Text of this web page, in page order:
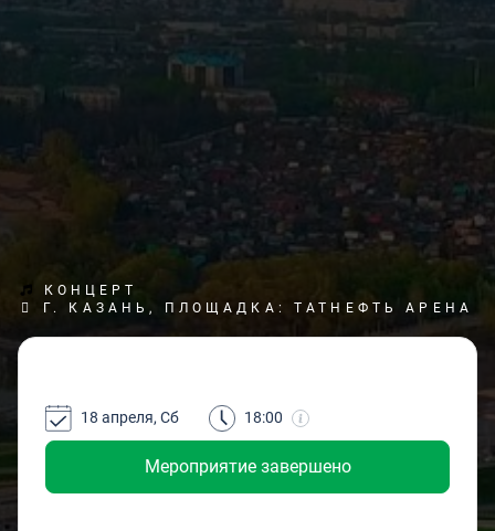
КОНЦЕРТ
Г. КАЗАНЬ, ПЛОЩАДКА: ТАТНЕФТЬ АРЕНА
Мероприятие завершено
18 апреля, Сб 18:00